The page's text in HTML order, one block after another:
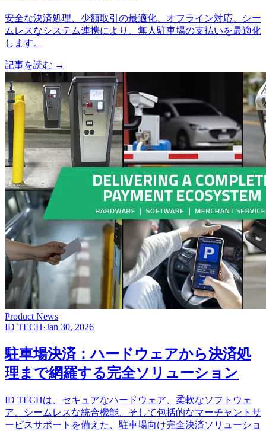
安全な決済処理、少額取引の最適化、オフライン対応、シー
ムレスなシステム連携により、無人駐車場の支払いを最適化
します。
記事を読む →
Product News
ID TECH·Jan 30, 2026
駐車場決済：ハードウェアから決済処
理まで網羅する完全ソリューション
ID TECHは、セキュアなハードウェア、柔軟なソフトウェ
ア、シームレスな統合機能、そして包括的なマーチャントサ
ービスサポートを備えた、駐車場向け完全決済ソリューショ